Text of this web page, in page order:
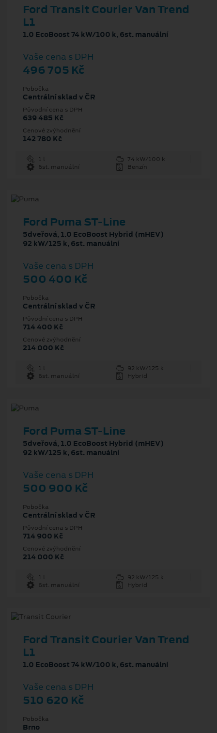
Ford Transit Courier Van Trend
L1
1.0 EcoBoost 74 kW/100 k, 6st. manuální
Vaše cena s DPH
496 705 Kč
Pobočka
Centrální sklad v ČR
Původní cena s DPH
639 485 Kč
Cenové zvýhodnění
142 780 Kč
1 l
74 kW/100 k
6st. manuální
Benzín
Ford Puma ST-Line
5dveřová, 1.0 EcoBoost Hybrid (mHEV)
92 kW/125 k, 6st. manuální
Vaše cena s DPH
500 400 Kč
Pobočka
Centrální sklad v ČR
Původní cena s DPH
714 400 Kč
Cenové zvýhodnění
214 000 Kč
1 l
92 kW/125 k
6st. manuální
Hybrid
Ford Puma ST-Line
5dveřová, 1.0 EcoBoost Hybrid (mHEV)
92 kW/125 k, 6st. manuální
Vaše cena s DPH
500 900 Kč
Pobočka
Centrální sklad v ČR
Původní cena s DPH
714 900 Kč
Cenové zvýhodnění
214 000 Kč
1 l
92 kW/125 k
6st. manuální
Hybrid
Ford Transit Courier Van Trend
L1
1.0 EcoBoost 74 kW/100 k, 6st. manuální
Vaše cena s DPH
510 620 Kč
Pobočka
Brno